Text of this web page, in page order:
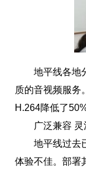
地平线各地分
质的音视频服务
H.264降低了
广泛兼容 灵
地平线过去已
体验不佳。部署